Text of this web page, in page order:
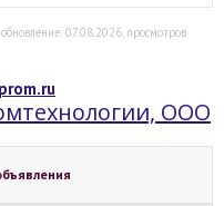
07.08.2026, просмотров
ООО